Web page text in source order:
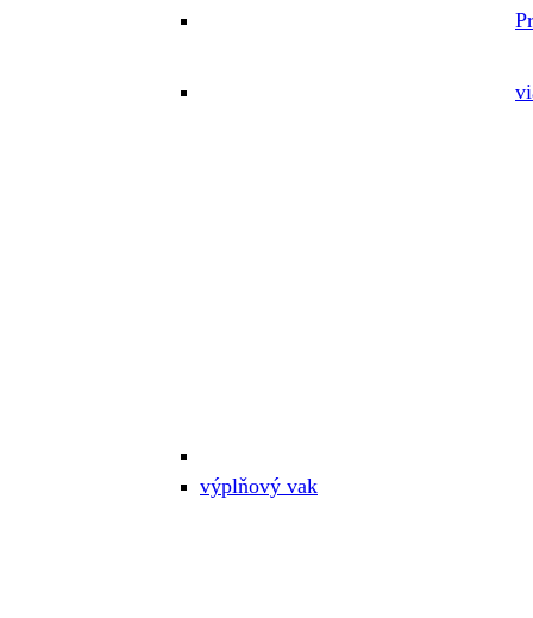
výplňový vak